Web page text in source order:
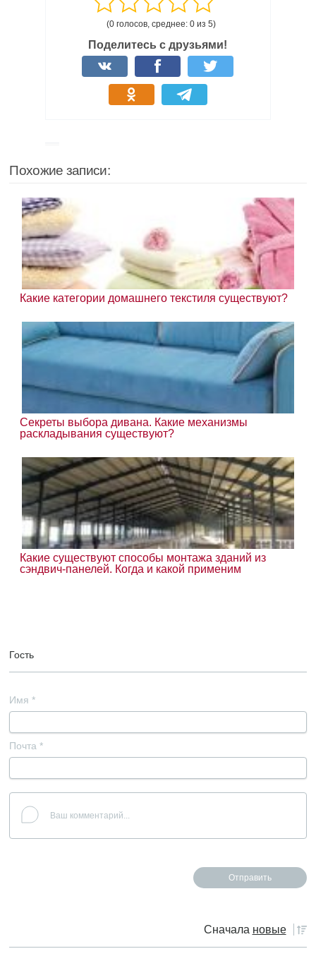
(0 голосов, среднее: 0 из 5)
Поделитесь с друзьями!
Похожие записи:
Какие категории домашнего текстиля существуют?
Секреты выбора дивана. Какие механизмы
раскладывания существуют?
Какие существуют способы монтажа зданий из
сэндвич-панелей. Когда и какой применим
Гость
Имя *
Почта *
Сначала новые